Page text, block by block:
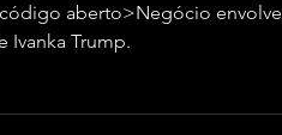
aberto>Negócio
Ivanka Trump.